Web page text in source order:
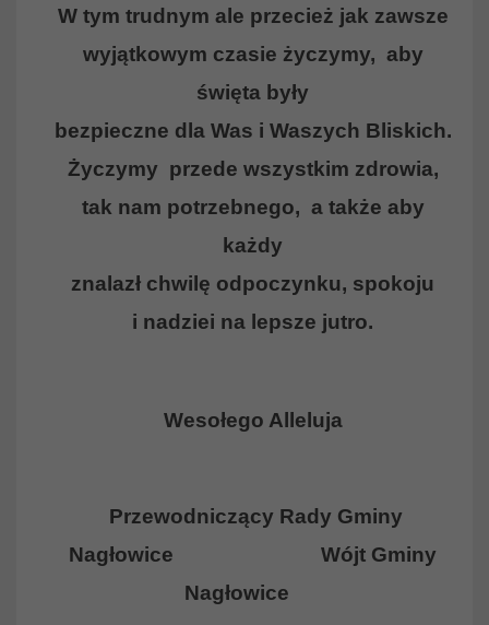
W tym trudnym ale przecież jak zawsze
wyjątkowym czasie życzymy, aby
święta były
bezpieczne dla Was i Waszych Bliskich.
Życzymy przede wszystkim zdrowia,
tak nam potrzebnego, a także aby
każdy
znalazł chwilę odpoczynku, spokoju
i nadziei na lepsze jutro.
Wesołego Alleluja
Przewodniczący Rady Gminy
Nagłowice Wójt Gminy
Nagłowice